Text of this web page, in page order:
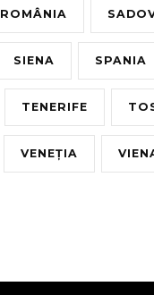
ROMÂNIA
SIENA SPANIA
TENERIFE
VENEȚIA